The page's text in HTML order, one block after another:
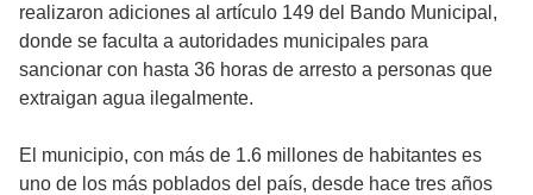
realizaron adiciones al artículo 149 del Bando Municipal,
donde se faculta a autoridades municipales para
sancionar con hasta 36 horas de arresto a personas que
extraigan agua ilegalmente.
El municipio, con más de 1.6 millones de habitantes es
uno de los más poblados del país, desde hace tres años